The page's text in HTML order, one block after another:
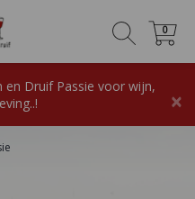
0
0
en Druif Passie voor wijn,
×